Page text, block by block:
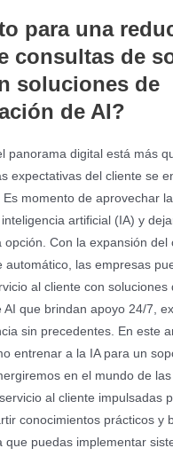
para una
consultas de
soluciones de
de AI?
panorama digital está más
expectativas del cliente se
momento de aprovechar
artificial (IA) y
Con la expansión del
automático, las empresas
al cliente con soluciones
AI que brindan apoyo 24/7,
sin precedentes. En este
entrenar a la IA para un
en el mundo de
al cliente impulsadas
conocimientos prácticos y
que puedas implementar